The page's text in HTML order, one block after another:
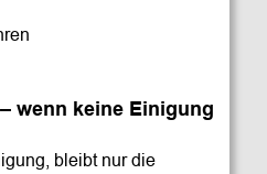
wenn keine Einigung
bleibt nur die